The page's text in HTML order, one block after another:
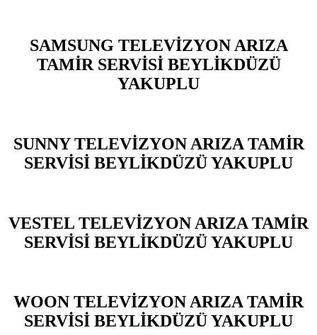
SAMSUNG TELEVİZYON ARIZA
TAMİR SERVİSİ BEYLİKDÜZÜ
YAKUPLU
SUNNY TELEVİZYON ARIZA TAMİR
SERVİSİ BEYLİKDÜZÜ YAKUPLU
VESTEL TELEVİZYON ARIZA TAMİR
SERVİSİ BEYLİKDÜZÜ YAKUPLU
WOON TELEVİZYON ARIZA TAMİR
SERVİSİ BEYLİKDÜZÜ YAKUPLU